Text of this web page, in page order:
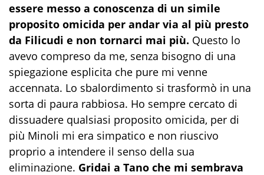
essere messo a conoscenza di un simile
proposito omicida per andar via al più presto
da Filicudi e non tornarci mai più. Questo lo
avevo compreso da me, senza bisogno di una
spiegazione esplicita che pure mi venne
accennata. Lo sbalordimento si trasformò in una
sorta di paura rabbiosa. Ho sempre cercato di
dissuadere qualsiasi proposito omicida, per di
più Minoli mi era simpatico e non riuscivo
proprio a intendere il senso della sua
eliminazione. Gridai a Tano che mi sembrava